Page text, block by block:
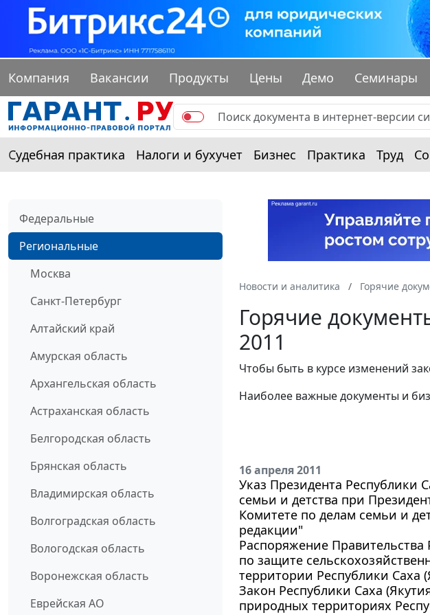
Компания Вакансии Продукты Цены Демо Семинары
Судебная практика Налоги и бухучет Бизнес Практика Труд
Федеральные
Региональные
Москва
Санкт-Петербург
Алтайский край
Амурская область
Архангельская область
Астраханская область
Белгородская область
Брянская область
Владимирская область
Волгоградская область
Вологодская область
Воронежская область
Еврейская АО
Новости и аналитика Горячие
Горячие
2011
Чтобы быть в курсе изменений
Наиболее важные документы и
16 апреля 2011
Указ Президента Республики
семьи и детства при
Комитете по делам семьи и
редакции"
Распоряжение Правительства
по защите
территории Республики Саха
Закон Республики Саха
природных территориях